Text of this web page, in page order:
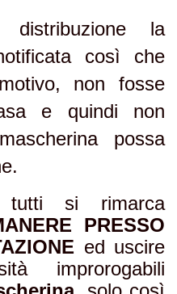
la
così che
non fosse
e quindi non
possa
si rimarca
PRESSO
ed uscire
improrogabili